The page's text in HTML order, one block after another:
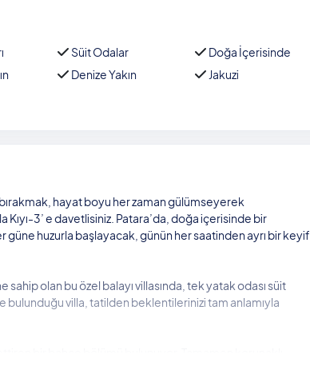
Süit Odalar
Doğa İçerisinde
Denize Yakın
Jakuzi
hayat boyu her zaman gülümseyerek
Kıyı-3’ e davetlisiniz. Patara’da, doğa içerisinde bir
huzurla başlayacak, günün her saatinden ayrı bir keyif
olan bu özel balayı villasında, tek yatak odası süit
bulunduğu villa, tatilden beklentilerinizi tam anlamıyla
bir bahçe bölümü bulunuyor. Tamamen korunaklı